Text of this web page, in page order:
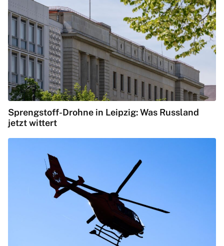
Sprengstoff-Drohne in Leipzig: Was Russland
jetzt wittert